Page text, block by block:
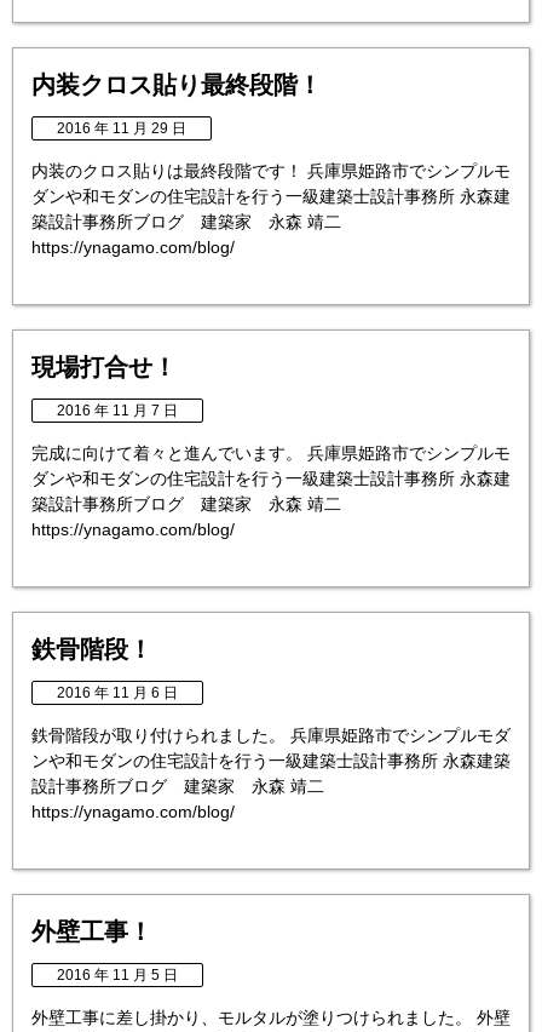
内装クロス貼り最終段階！
2016 年 11 月 29 日
内装のクロス貼りは最終段階です！ 兵庫県姫路市でシンプルモ
ダンや和モダンの住宅設計を行う一級建築士設計事務所 永森建
築設計事務所ブログ 建築家 永森 靖二
https://ynagamo.com/blog/
現場打合せ！
2016 年 11 月 7 日
完成に向けて着々と進んでいます。 兵庫県姫路市でシンプルモ
ダンや和モダンの住宅設計を行う一級建築士設計事務所 永森建
築設計事務所ブログ 建築家 永森 靖二
https://ynagamo.com/blog/
鉄骨階段！
2016 年 11 月 6 日
鉄骨階段が取り付けられました。 兵庫県姫路市でシンプルモダ
ンや和モダンの住宅設計を行う一級建築士設計事務所 永森建築
設計事務所ブログ 建築家 永森 靖二
https://ynagamo.com/blog/
外壁工事！
2016 年 11 月 5 日
外壁工事に差し掛かり、モルタルが塗りつけられました。 外壁